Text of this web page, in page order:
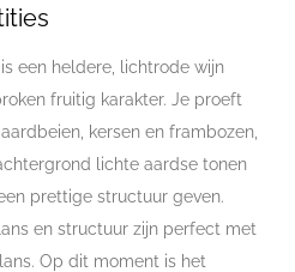
een heldere, lichtrode wijn
fruitig karakter. Je proeft
kersen en frambozen,
lichte aardse tonen
prettige structuur geven.
en structuur zijn perfect met
Op dit moment is het